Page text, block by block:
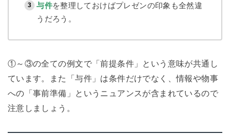
与件を整理しておけばプレゼンの印象も全然違
うだろう。
①～③の全ての例文で「前提条件」という意味が共通し
ています。また「与件」は条件だけでなく、情報や物事
への「事前準備」というニュアンスが含まれているので
注意しましょう。